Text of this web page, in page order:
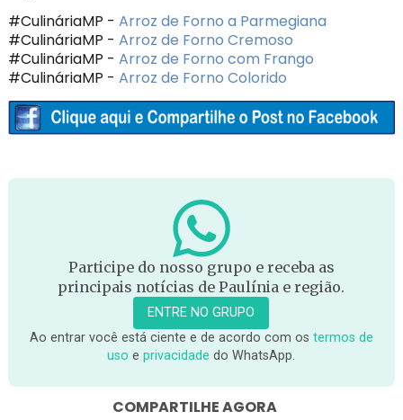
#CulináriaMP - Arroz de Forno a Parmegiana
#CulináriaMP - Arroz de Forno Cremoso
#CulináriaMP - Arroz de Forno com Frango
#CulináriaMP - Arroz de Forno Colorido
Participe do nosso grupo e receba as
principais notícias de Paulínia e região.
ENTRE NO GRUPO
Ao entrar você está ciente e de acordo com os termos de
uso eprivacidade do WhatsApp.
COMPARTILHE AGORA